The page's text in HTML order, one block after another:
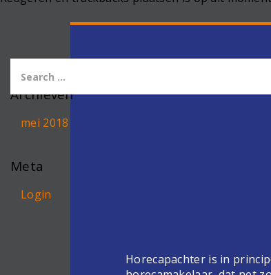
Archieven
mei 2018
Meta
Login
Horecapachter is in